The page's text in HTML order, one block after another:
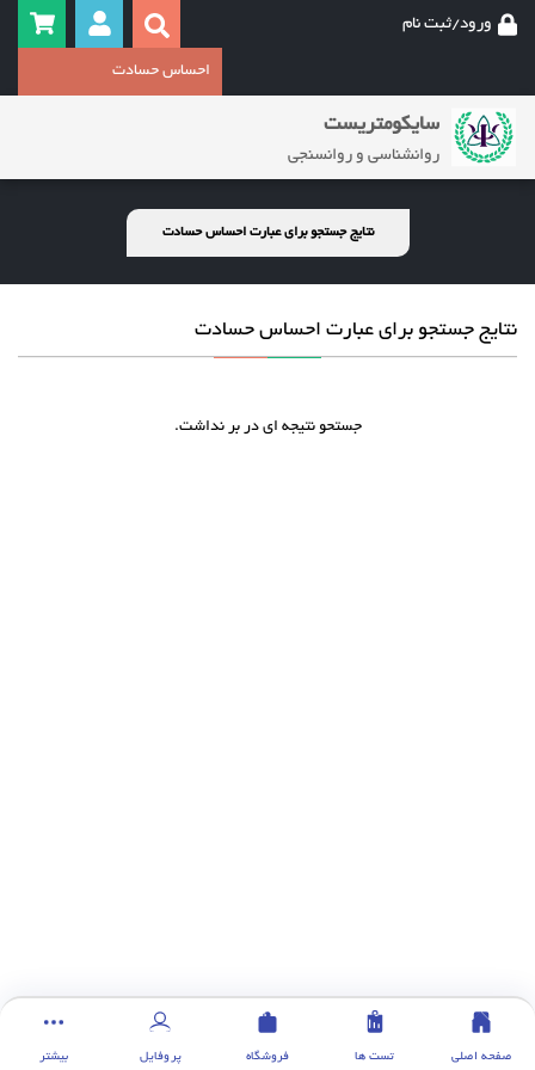
ورود/ثبت نام
سایکومتریست
روانشناسی و روانسنجی
نتایج جستجو برای عبارت احساس حسادت
نتایج جستجو برای عبارت احساس حسادت
جستحو نتیجه ای در بر نداشت.
صفحه اصلی تست ها فروشگاه پروفایل بیشتر